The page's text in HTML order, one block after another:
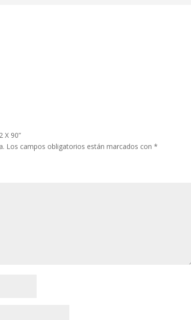
X 90”
Los campos obligatorios están marcados con*